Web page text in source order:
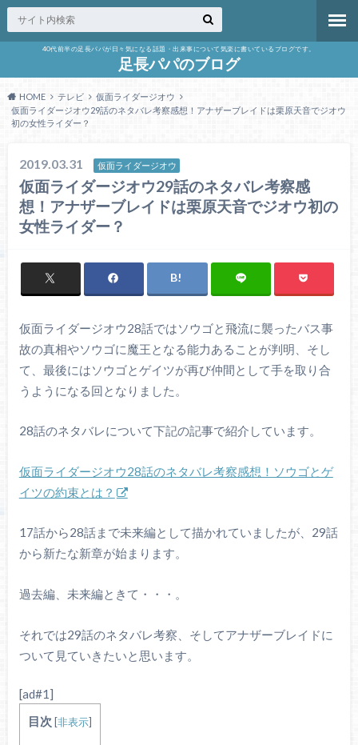
40代前半の足長パパが日々気になる話題・出来事について気楽に書いているブログです。
足長パパのブログ
HOME テレビ
仮面ライダージオウ
仮面ライダージオウ29話のネタバレ考察感想！アナザーブレイドは栗原天音でジオウ
初の女性ライダー？
2019.03.31 仮面ライダージオウ
仮面ライダージオウ29話のネタバレ考察感
想！アナザーブレイドは栗原天音でジオウ初の
女性ライダー？
仮面ライダージオウ28話ではソウゴと飛流に襲ったバス事
故の真相やソウゴに魔王となる能力あることが判明、そし
て、最後にはソウゴとゲイツが再び仲間として手を取り合
うようになる回となりました。
28話のネタバレについて下記の記事で紹介しています。
仮面ライダージオウ28話のネタバレ考察感想！ソウゴとゲ
イツの約束とは？
17話から28話まで未来編として描かれていましたが、29話
から新たな新章が始まります。
過去編、未来編ときて・・・。
それでは29話のネタバレ考察、そしてアナザーブレイドに
ついて見ていきたいと思います。
[ad#1]
目次 [非表示]